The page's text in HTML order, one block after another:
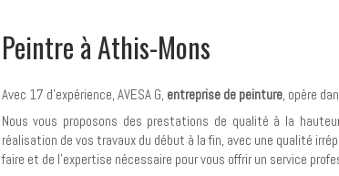
Peintre à Athis-Mons
Avec 17 d'expérience, AVESA G, entreprise de peinture, opère
Nous vous proposons des prestations de qualité à la
réalisation de vos travaux du début à la fin, avec une qualité
faire et de l’expertise nécessaire pour vous offrir un service